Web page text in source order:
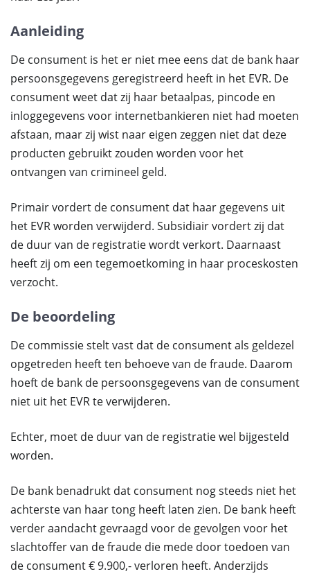
Aanleiding
De consument is het er niet mee eens dat de bank haar
persoonsgegevens geregistreerd heeft in het EVR. De
consument weet dat zij haar betaalpas, pincode en
inloggegevens voor internetbankieren niet had moeten
afstaan, maar zij wist naar eigen zeggen niet dat deze
producten gebruikt zouden worden voor het
ontvangen van crimineel geld.
Primair vordert de consument dat haar gegevens uit
het EVR worden verwijderd. Subsidiair vordert zij dat
de duur van de registratie wordt verkort. Daarnaast
heeft zij om een tegemoetkoming in haar proceskosten
verzocht.
De beoordeling
De commissie stelt vast dat de consument als geldezel
opgetreden heeft ten behoeve van de fraude. Daarom
hoeft de bank de persoonsgegevens van de consument
niet uit het EVR te verwijderen.
Echter, moet de duur van de registratie wel bijgesteld
worden.
De bank benadrukt dat consument nog steeds niet het
achterste van haar tong heeft laten zien. De bank heeft
verder aandacht gevraagd voor de gevolgen voor het
slachtoffer van de fraude die mede door toedoen van
de consument € 9.900,- verloren heeft. Anderzijds